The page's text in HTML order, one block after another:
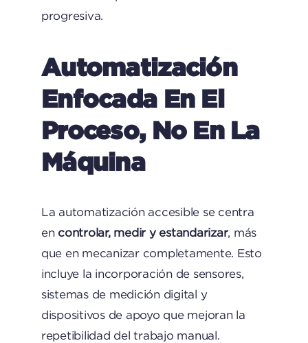
progresiva.
Automatización
Enfocada En El
Proceso, No En La
Máquina
La automatización accesible se centra
en controlar, medir y estandarizar, más
que en mecanizar completamente. Esto
incluye la incorporación de sensores,
sistemas de medición digital y
dispositivos de apoyo que mejoran la
repetibilidad del trabajo manual.